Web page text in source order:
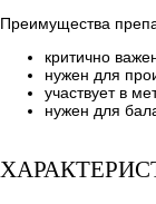
Преимущества
критично
нужен для
участвует в
нужен для